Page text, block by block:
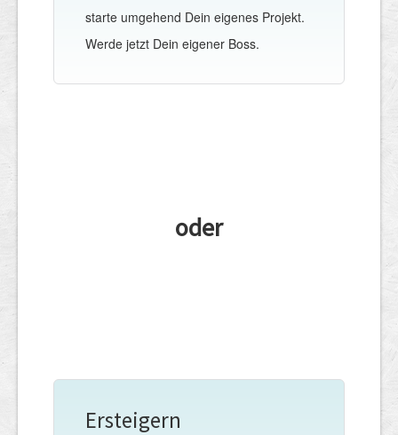
starte umgehend Dein eigenes Projekt.
Werde jetzt Dein eigener Boss.
oder
Ersteigern